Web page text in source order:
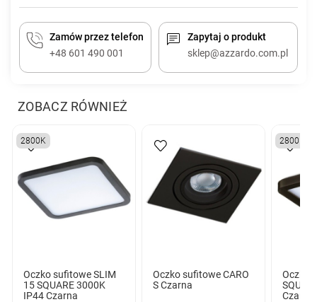
Zamów przez telefon
+48 601 490 001
Zapytaj o produkt
sklep@azzardo.com.pl
ZOBACZ RÓWNIEŻ
2800K
Oczko sufitowe SLIM
15 SQUARE 3000K
IP44 Czarna
Oczko sufitowe CARO
S Czarna
2800K
Oczko
Czarna